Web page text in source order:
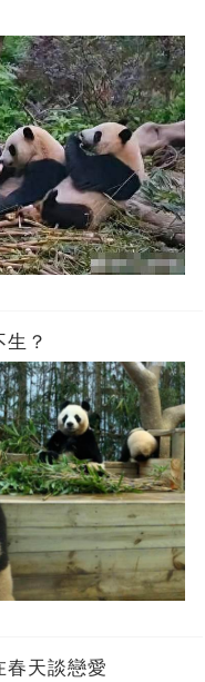
？
春天談戀愛